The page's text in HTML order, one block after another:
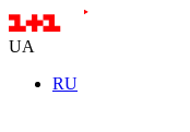
UA
RU